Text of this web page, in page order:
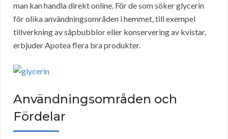
man kan handla direkt online. För de som söker glycerin
för olika användningsområden i hemmet, till exempel
tillverkning av såpbubblor eller konservering av kvistar,
erbjuder Apotea flera bra produkter.
Användningsområden och
Fördelar